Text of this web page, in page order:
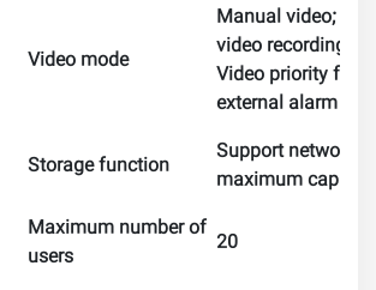
Video mode
Manual video;
video recording
Video priority
external alarm /
Storage function
Support network
maximum
Maximum number of
users
20